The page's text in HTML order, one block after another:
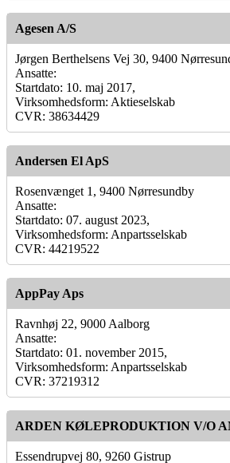
Agesen A/S
Jørgen Berthelsens Vej 30, 9400
Ansatte:
Startdato: 10. maj 2017,
Virksomhedsform: Aktieselskab
CVR: 38634429
Andersen El ApS
Rosenvænget 1, 9400 Nørresundby
Ansatte:
Startdato: 07. august 2023,
Virksomhedsform: Anpartsselskab
CVR: 44219522
AppPay Aps
Ravnhøj 22, 9000 Aalborg
Ansatte:
Startdato: 01. november 2015,
Virksomhedsform: Anpartsselskab
CVR: 37219312
ARDEN KØLEPRODUKTION V/O
Essendrupvej 80, 9260 Gistrup